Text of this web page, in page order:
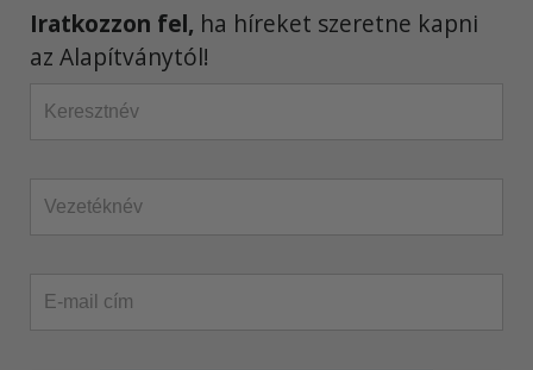
Iratkozzon fel, ha híreket szeretne kapni
az Alapítványtól!